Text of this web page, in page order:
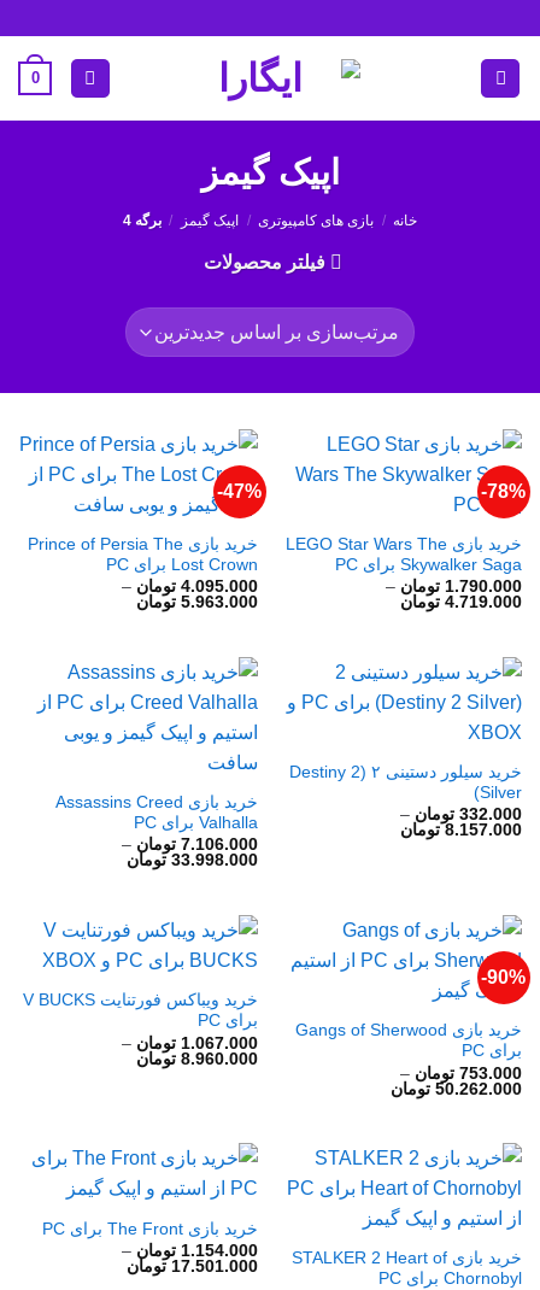
content
0
اپیک گیمز
خانه / بازی های کامپیوتری / اپیک گیمز / برگه 4
فیلتر محصولات
78%-
خرید بازی LEGO Star Wars The
Skywalker Saga برای PC
1.790.000 تومان –
4.719.000 تومانمحدوده
4.719.000 تومان
47%-
خرید بازی Prince of Persia The
Lost Crown برای PC
4.095.000 تومان –
5.963.000 تومانمحدوده
5.963.000 تومان
خرید سیلور دستینی ۲ (Destiny 2
Silver)
332.000 تومان –
8.157.000 تومانمحدوده
خرید بازی Assassins Creed
Valhalla برای PC
7.106.000 تومان –
33.998.000 تومانمحدوده
33.998.000 تومان
90%-
خرید بازی Gangs of Sherwood
برای PC
753.000 تومان –
50.262.000 تومانمحدوده
50.262.000 تومان
خرید ویباکس فورتنایت V BUCKS
برای PC
1.067.000 تومان –
8.960.000 تومانمحدوده
خرید بازی STALKER 2 Heart of
Chornobyl برای PC
خرید بازی The Front برای PC
1.154.000 تومان –
17.501.000 تومانمحدوده